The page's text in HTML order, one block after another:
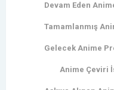
Devam Eden
Tamamlanmış
Gelecek Anime
Anime Çeviri